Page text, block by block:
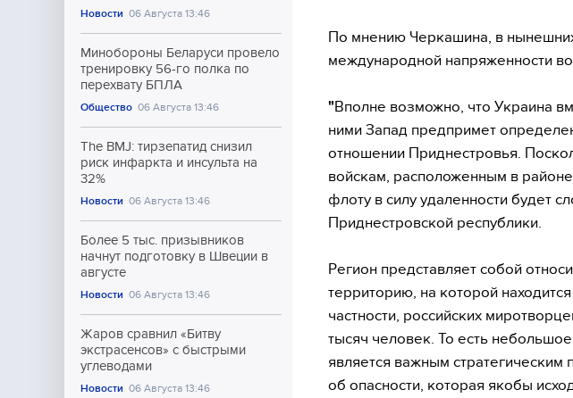
Новости 06 Августа 13:46
Минобороны Беларуси провело
тренировку 56-го полка по
перехвату БПЛА
Общество 06 Августа 13:46
The BMJ: тирзепатид снизил
риск инфаркта и инсульта на
32%
Новости 06 Августа 13:46
Более 5 тыс. призывников
начнут подготовку в Швеции в
августе
Новости 06 Августа 13:46
Жаров сравнил «Битву
экстрасенсов» с быстрыми
углеводами
Новости 06 Августа 13:46
По мнению Черкашина, в нынешних
международной напряженности
"Вполне возможно, что Украина
ними Запад предпримет
отношении Приднестровья.
войскам, расположенным в
флоту в силу удаленности будет
Приднестровской республики.
Регион представляет собой
территорию, на которой
частности, российских
тысяч человек. То есть
является важным стратегическим
об опасности, которая якобы